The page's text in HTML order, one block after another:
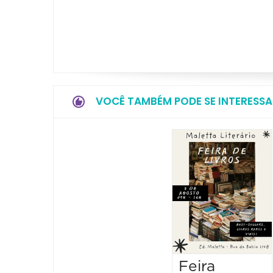
VOCÊ TAMBÉM PODE SE
Feira